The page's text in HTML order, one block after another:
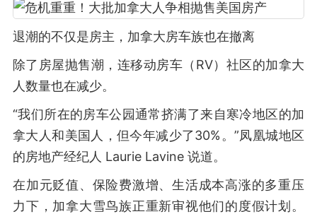
退潮的不仅是房主，加拿大房车族也在撤离
除了房屋抛售潮，连移动房车（RV）社区的加拿大
人数量也在减少。
“我们所在的房车公园通常挤满了来自寒冷地区的加
拿大人和美国人，但今年减少了30%。”凤凰城地区
的房地产经纪人 Laurie Lavine 说道。
在加元贬值、保险费激增、生活成本高涨的多重压
力下，加拿大雪鸟族正重新审视他们的度假计划。